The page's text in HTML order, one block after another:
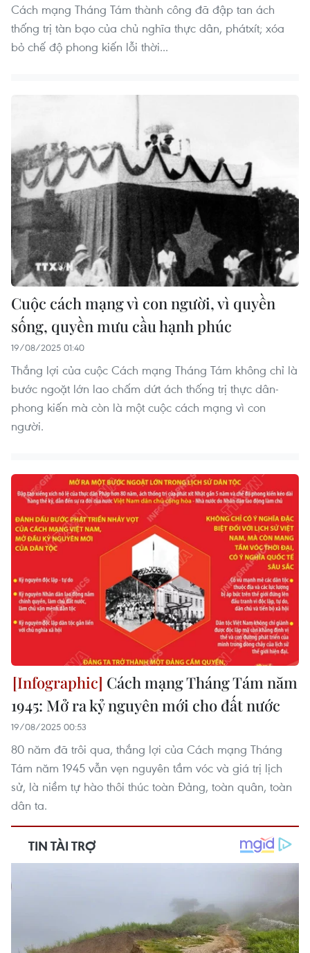
Cách mạng Tháng Tám thành công đã đập tan ách
thống trị tàn bạo của chủ nghĩa thực dân, phátxít; xóa
bỏ chế độ phong kiến lỗi thời...
Cuộc cách mạng vì con người, vì quyền
sống, quyền mưu cầu hạnh phúc
19/08/2025 01:40
Thắng lợi của cuộc Cách mạng Tháng Tám không chỉ là
bước ngoặt lớn lao chấm dứt ách thống trị thực dân-
phong kiến mà còn là một cuộc cách mạng vì con
người.
Cách mạng Tháng Tám năm
1945: Mở ra kỷ nguyên mới cho đất nước
19/08/2025 00:53
80 năm đã trôi qua, thắng lợi của Cách mạng Tháng
Tám năm 1945 vẫn vẹn nguyên tầm vóc và giá trị lịch
sử, là niềm tự hào thôi thúc toàn Đảng, toàn quân, toàn
dân ta.